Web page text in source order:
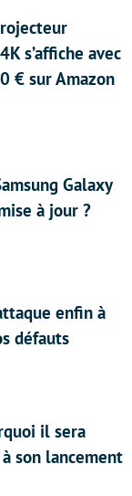
s’affiche avec
€ sur Amazon
Galaxy
à jour ?
enfin à
défauts
il sera
son lancement